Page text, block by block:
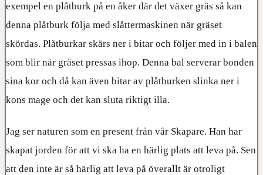
exempel en plåtburk på en åker där det växer gräs så kan
denna plåtburk följa med slåttermaskinen när gräset
skördas. Plåtburkar skärs ner i bitar och följer med in i balen
som blir när gräset pressas ihop. Denna bal serverar bonden
sina kor och då kan även bitar av plåtburken slinka ner i
kons mage och det kan sluta riktigt illa.
Jag ser naturen som en present från vår Skapare. Han har
skapat jorden för att vi ska ha en härlig plats att leva på. Sen
att den inte är så härlig att leva på överallt är otroligt